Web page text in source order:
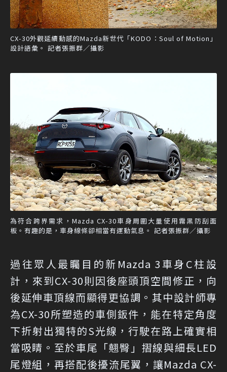
CX-30外觀延續動感的Mazda新世代「KODO：Soul of Motion」
設計語彙。 記者張振群／攝影
為符合跨界需求，Mazda CX-30車身周圍大量使用霧黑防刮面
板。有趣的是，車身線條卻相當有運動氣息。 記者張振群／攝影
過往眾人最矚目的新Mazda 3車身C柱設
計，來到CX-30則因後座頭頂空間修正，向
後延伸車頂線而顯得更協調。其中設計師專
為CX-30所塑造的車側鈑件，能在特定角度
下折射出獨特的S光線，行駛在路上確實相
當吸睛。至於車尾「翹臀」摺線與細長LED
尾燈組，再搭配後擾流尾翼，讓Mazda CX-